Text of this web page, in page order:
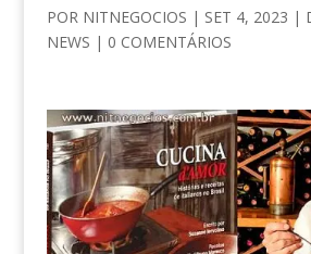
POR NITNEGOCIOS | SET 4, 2023 |
NEWS | 0 COMENTÁRIOS